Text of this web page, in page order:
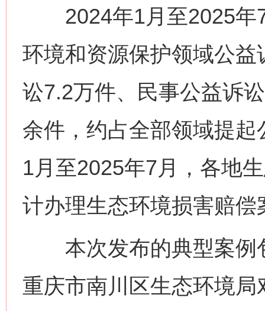
2024年1月至2025年7
环境和资源保护领域公
讼7.2万件、民事公益诉
余件，约占全部领域提
1月至2025年7月，各地
计办理生态环境损害赔
本次发布的典型案例
重庆市南川区生态环境